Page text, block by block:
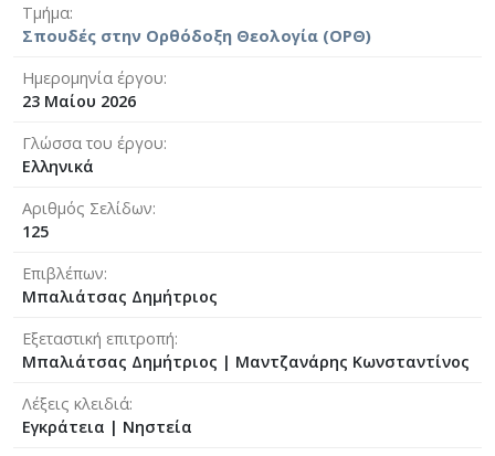
Τμήμα
Σπουδές στην Ορθόδοξη Θεολογία (ΟΡΘ)
Ημερομηνία έργου
23 Μαίου 2026
Γλώσσα του έργου
Ελληνικά
Αριθμός Σελίδων
125
Επιβλέπων
Μπαλιάτσας Δημήτριος
Εξεταστική επιτροπή
Μπαλιάτσας Δημήτριος | Μαντζανάρης Κωνσταντίνος
Λέξεις κλειδιά
Εγκράτεια | Νηστεία